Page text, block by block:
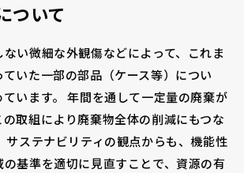
ついて
い微細な外観傷などによって、これま
いた一部の部品（ケース等）につい
います。 年間を通して一定量の廃棄が
取組により廃棄物全体の削減にもつな
サステナビリティの観点からも、機能性
基準を適切に見直すことで、資源の有